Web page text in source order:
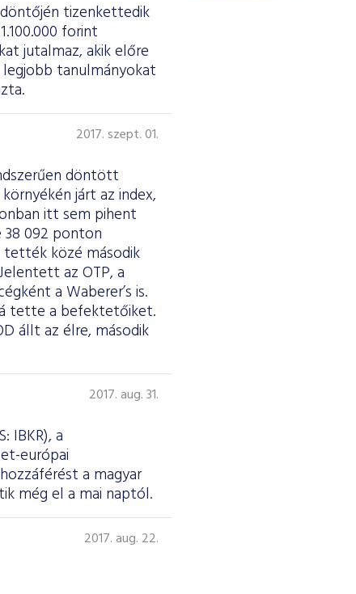
tizenkettedik
forint
jutalmaz, akik előre
tanulmányokat
2017. szept. 01.
döntött
járt az index,
itt sem pihent
38 092 ponton
tették közé második
az OTP, a
a Waberer’s is.
tette a befektetőiket.
állt az élre, második
2017. aug. 31.
IBKR), a
európai
a magyar
még el a mai naptól.
2017. aug. 22.